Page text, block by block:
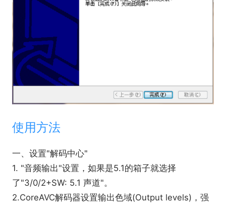
使用方法
一、设置"解码中心"
1. "音频输出"设置，如果是5.1的箱子就选择
了"3/0/2+SW: 5.1 声道"。
2.CoreAVC解码器设置输出色域(Output levels)，强